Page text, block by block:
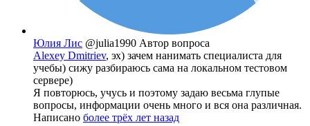
Юлия Лис @julia1990 Автор вопроса
Alexey Dmitriev, эх) зачем нанимать специалиста для
учебы) сижу разбираюсь сама на локальном тестовом
сервере)
Я повторюсь, учусь и поэтому задаю весьма глупые
вопросы, информации очень много и вся она различная.
Написано более трёх лет назад